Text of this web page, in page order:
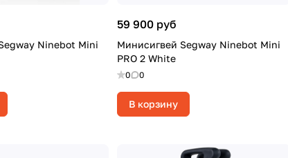
Ninebot Mini
59 900 руб
Минисигвей Segway Ninebot Mini
PRO 2 White
0 0
В корзину